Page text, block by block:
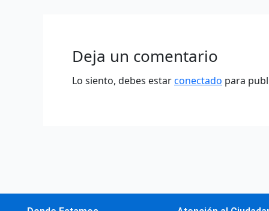
Deja un comentario
Lo siento, debes estarconectado para